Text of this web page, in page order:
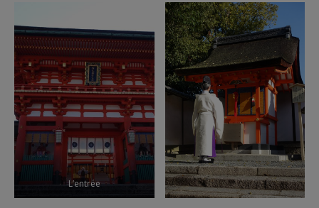
L’entrée